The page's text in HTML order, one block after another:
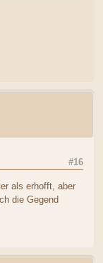
#16
als erhofft, aber
die Gegend